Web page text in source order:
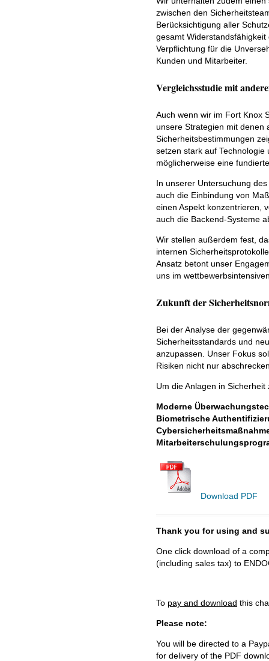
zwischen den
Berücksichtigung aller
gesamt
Verpflichtung für die
Kunden und Mitarbeiter.
Vergleichsstudie mit
Auch wenn wir im Fort Knox
unsere Strategien mit denen
Sicherheitsbestimmungen
setzen stark auf
möglicherweise eine
In unserer Untersuchung
auch die Einbindung von
einen Aspekt konzentrieren,
auch die Backend-Systeme
Wir stellen außerdem fest,
internen
Ansatz betont unser
uns im
Zukunft der
Bei der Analyse der
Sicherheitsstandards und
anzupassen. Unser Fokus
Risiken nicht nur
Um die Anlagen in
Moderne
Biometrische
Download PDF
Thank you for using and
One click download of a
(including sales tax) to
To pay and download this
Please note:
You will be directed to a
for delivery of the PDF